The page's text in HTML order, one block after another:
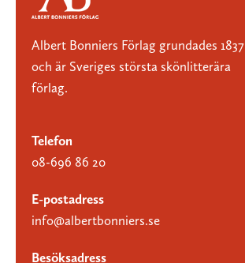
Albert Bonniers Förlag grundades 1837
och är Sveriges största skönlitterära
förlag.
Telefon
08-696 86 20
E-postadress
info@albertbonniers.se
Besöksadress